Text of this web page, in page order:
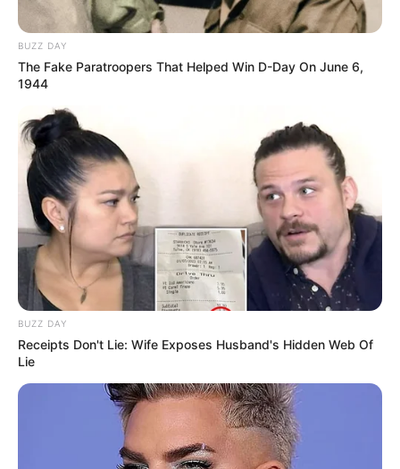
BUZZ DAY
The Fake Paratroopers That Helped Win D-Day On June 6,
1944
BUZZ DAY
Receipts Don't Lie: Wife Exposes Husband's Hidden Web Of
Lie